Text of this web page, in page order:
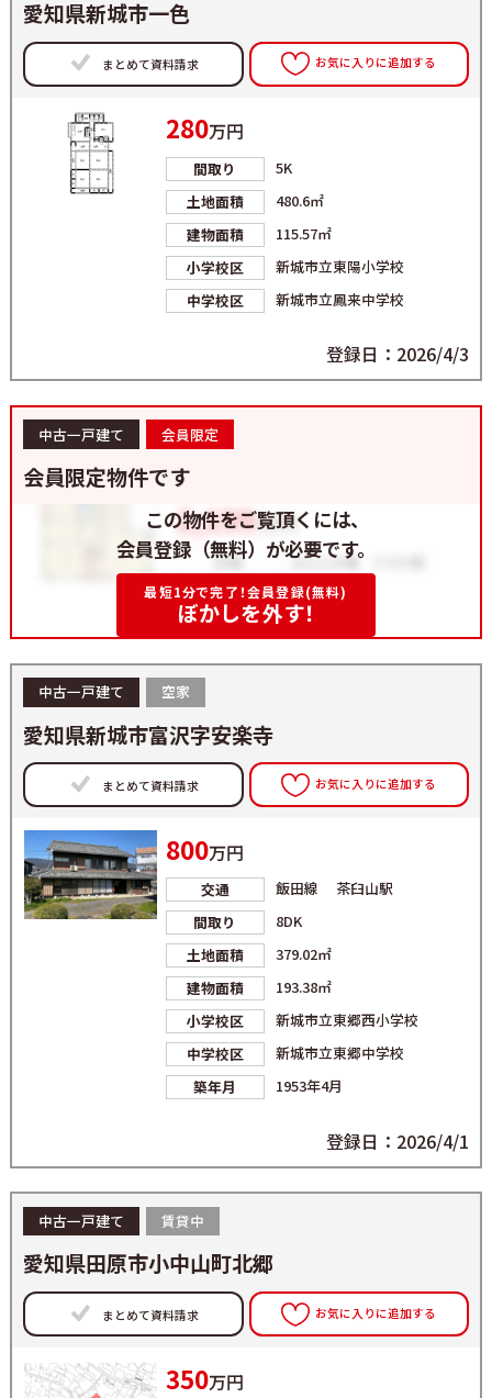
愛知県新城市一色
まとめて資料請求 お気に入りに追加する
280万円
間取り
5K
土地面積
480.6㎡
建物面積
115.57㎡
小学校区
新城市立東陽小学校
中学校区
新城市立鳳来中学校
登録日：2026/4/3
中古一戸建て 会員限定
会員限定物件です
この物件をご覧頂くには、
会員登録（無料）が必要です。
最短1分で完了！会員登録(無料)
ぼかしを外す！
中古一戸建て 空家
愛知県新城市富沢字安楽寺
まとめて資料請求 お気に入りに追加する
800万円
交通
飯田線 茶臼山駅
間取り
8DK
土地面積
379.02㎡
建物面積
193.38㎡
小学校区
新城市立東郷西小学校
中学校区
新城市立東郷中学校
築年月
1953年4月
登録日：2026/4/1
中古一戸建て 賃貸中
愛知県田原市小中山町北郷
まとめて資料請求 お気に入りに追加する
350万円